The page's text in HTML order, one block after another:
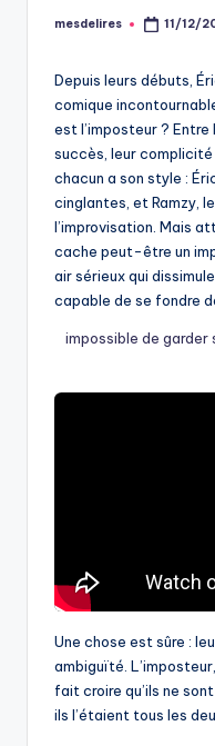
Posted
mesdelires 11/12/
Depuis leurs débuts,
comique
est l’imposteur ?
succès, leur
chacun a son style :
cinglantes, et Ramzy,
l’improvisation. Mais
cache peut-être un
air sérieux qui
capable de se fondre
impossible de garder
Une chose est sûre :
ambiguïté.
fait croire qu’ils ne
ils l’étaient tous les